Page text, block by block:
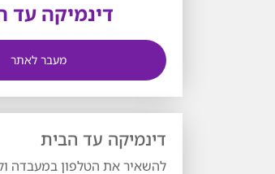
דינמיקה עד
מעבר לאתר
דינמיקה עד הבית
להשאיר את הטלפון במעבדה